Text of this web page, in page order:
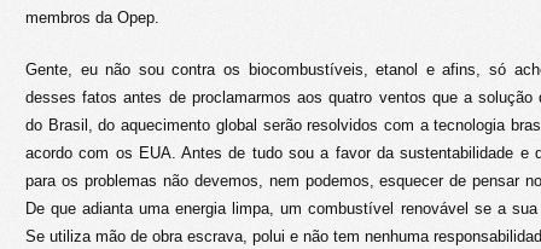
membros da Opep.
Gente, eu não sou contra os biocombustíveis, etanol e afins, só
desses fatos antes de proclamarmos aos quatro ventos que a solução
do Brasil, do aquecimento global serão resolvidos com a tecnologia
acordo com os EUA. Antes de tudo sou a favor da sustentabilidade e
para os problemas não devemos, nem podemos, esquecer de pensar
De que adianta uma energia limpa, um combustível renovável se a
Se utiliza mão de obra escrava, polui e não tem nenhuma